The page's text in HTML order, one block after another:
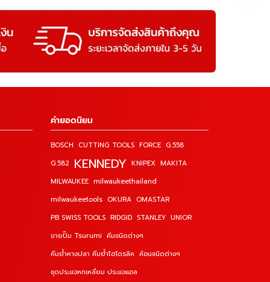
คำยอดนิยม
BOSCH CUTTING TOOLS FORCE G.558
G.582 KENNEDY KNIPEX MAKITA
MILWAUKEE milwaukeethailand
milwaukeetools OKURA OMASTAR
PB SWISS TOOLS RIDGID STANLEY UNIOR
ขายปั๊ม Tsurumi คีมชนิดต่างๆ
คีมย้ำหางปลา คีมย้ำไฮโดรลิค ค้อนชนิดต่างๆ
ชุดประแจหกเหลี่ยม ประแจแอล